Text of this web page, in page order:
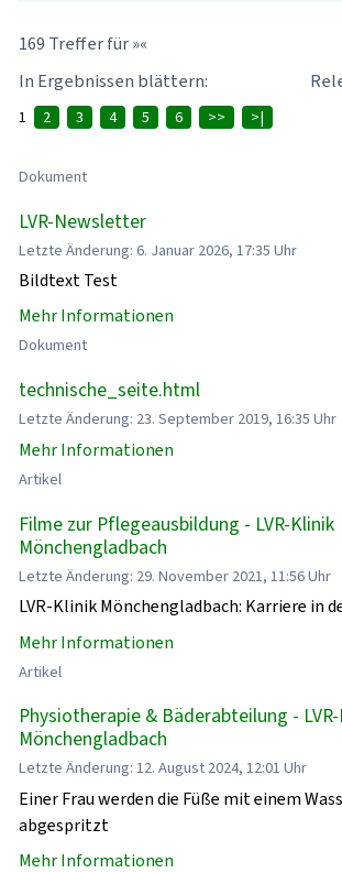
169 Treffer für »«
In Ergebnissen blättern:
1 2 3 4 5 6 >> >|
Dokument
LVR-Newsletter
Letzte Änderung: 6. Januar 2026, 17:35 Uhr
Bildtext Test
Mehr Informationen
Dokument
technische_seite.html
Letzte Änderung: 23. September 2019, 16:35 Uhr
Mehr Informationen
Artikel
Filme zur Pflegeausbildung - LVR-Klinik
Mönchengladbach
Letzte Änderung: 29. November 2021, 11:56 Uhr
LVR-Klinik Mönchengladbach: Karriere in
Mehr Informationen
Artikel
Physiotherapie & Bäderabteilung -
Mönchengladbach
Letzte Änderung: 12. August 2024, 12:01 Uhr
Einer Frau werden die Füße mit einem
abgespritzt
Mehr Informationen